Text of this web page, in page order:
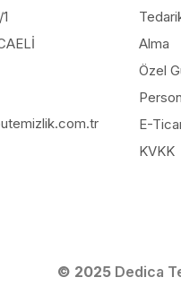
Alma
Özel
E-
KVKK
© 2025 Dedica